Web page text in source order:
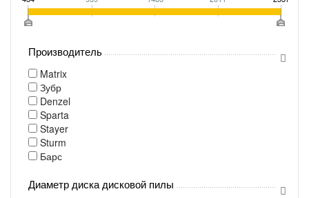
Производитель
Matrix
Зубр
Denzel
Sparta
Stayer
Sturm
Барс
Диаметр диска дисковой пилы